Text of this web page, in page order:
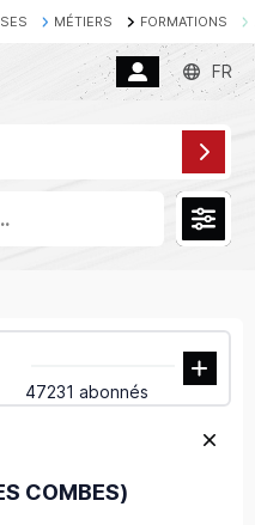
MÉTIERS FORMATIONS
FR
47231 abonnés
COMBES)